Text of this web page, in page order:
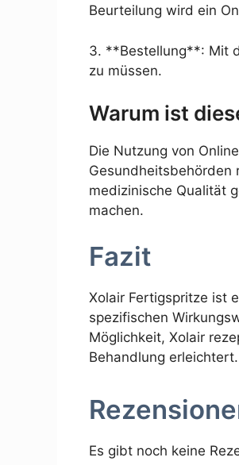
Beurteilung wird ein
3. **Bestellung**: Mit
zu müssen.
Warum ist
Die Nutzung von
Gesundheitsbehörden
medizinische Qualität
machen.
Fazit
Xolair Fertigspritze ist
spezifischen
Möglichkeit, Xolair
Behandlung erleichtert.
Es gibt noch keine